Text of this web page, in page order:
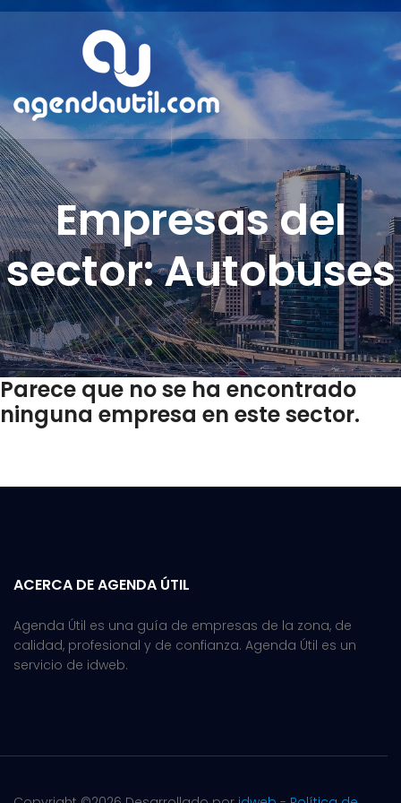
Empresas del
sector: Autobuses
Parece que no se ha encontrado
ninguna empresa en este sector.
ACERCA DE AGENDA ÚTIL
Agenda Útil es una guía de empresas de la zona, de
calidad, profesional y de confianza. Agenda Útil es un
servicio de idweb.